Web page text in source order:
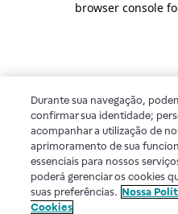
browser console
Durante sua navegação,
confirmar sua identidade;
acompanhar a utilização de
aprimoramento de sua
essenciais para nossos
poderá gerenciar os cookies
suas preferências. Nossa
Cookies